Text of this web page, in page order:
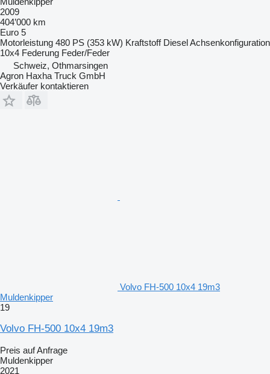
2009
404’000 km
Euro 5
Motorleistung 480 PS (353 kW) Kraftstoff DieselAchsenkonfiguration
10x4 Federung Feder/Feder
Schweiz, Othmarsingen
Agron Haxha Truck GmbH
Verkäufer kontaktieren
Volvo FH-500 10x4 19m3
Muldenkipper
19
Volvo FH-500 10x4 19m3
Preis auf Anfrage
Muldenkipper
2021